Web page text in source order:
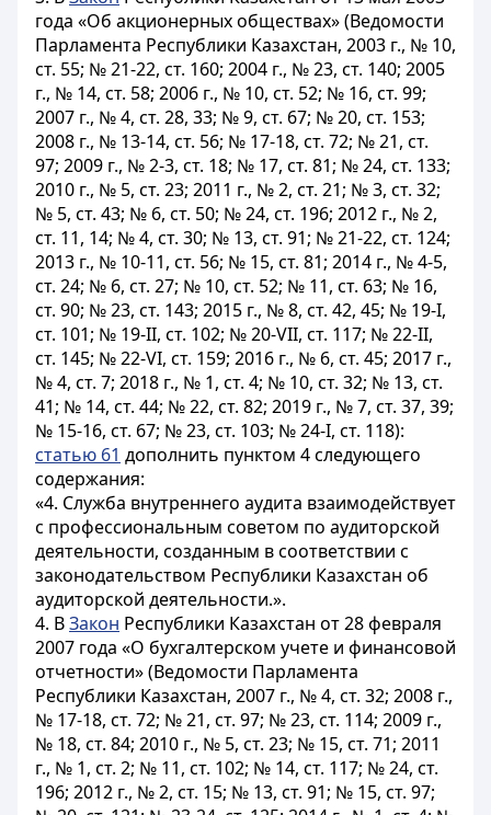
года «Об акционерных обществах» (Ведомости
Парламента Республики Казахстан, 2003 г., № 10,
ст. 55; № 21-22, ст. 160; 2004 г., № 23, ст. 140; 2005
г., № 14, ст. 58; 2006 г., № 10, ст. 52; № 16, ст. 99;
2007 г., № 4, ст. 28, 33; № 9, ст. 67; № 20, ст. 153;
2008 г., № 13-14, ст. 56; № 17-18, ст. 72; № 21, ст.
97; 2009 г., № 2-3, ст. 18; № 17, ст. 81; № 24, ст. 133;
2010 г., № 5, ст. 23; 2011 г., № 2, ст. 21; № 3, ст. 32;
№ 5, ст. 43; № 6, ст. 50; № 24, ст. 196; 2012 г., № 2,
ст. 11, 14; № 4, ст. 30; № 13, ст. 91; № 21-22, ст. 124;
2013 г., № 10-11, ст. 56; № 15, ст. 81; 2014 г., № 4-5,
ст. 24; № 6, ст. 27; № 10, ст. 52; № 11, ст. 63; № 16,
ст. 90; № 23, ст. 143; 2015 г., № 8, ст. 42, 45; № 19-І,
ст. 101; № 19-II, ст. 102; № 20-VII, ст. 117; № 22-II,
ст. 145; № 22-VI, ст. 159; 2016 г., № 6, ст. 45; 2017 г.,
№ 4, ст. 7; 2018 г., № 1, ст. 4; № 10, ст. 32; № 13, ст.
41; № 14, ст. 44; № 22, ст. 82; 2019 г., № 7, ст. 37, 39;
№ 15-16, ст. 67; № 23, ст. 103; № 24-І, ст. 118):
статью 61 дополнить пунктом 4 следующего
содержания:
«4. Служба внутреннего аудита взаимодействует
с профессиональным советом по аудиторской
деятельности, созданным в соответствии с
законодательством Республики Казахстан об
аудиторской деятельности.».
4. ВЗакон Республики Казахстан от 28 февраля
2007 года «О бухгалтерском учете и финансовой
отчетности» (Ведомости Парламента
Республики Казахстан, 2007 г., № 4, ст. 32; 2008 г.,
№ 17-18, ст. 72; № 21, ст. 97; № 23, ст. 114; 2009 г.,
№ 18, ст. 84; 2010 г., № 5, ст. 23; № 15, ст. 71; 2011
г., № 1, ст. 2; № 11, ст. 102; № 14, ст. 117; № 24, ст.
196; 2012 г., № 2, ст. 15; № 13, ст. 91; № 15, ст. 97;